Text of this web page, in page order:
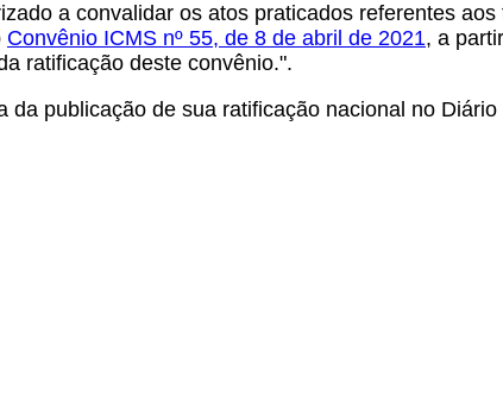
a convalidar os atos praticados referentes
Convênio ICMS nº 55, de 8 de abril de 2021, a
ratificação deste convênio.".
da publicação de sua ratificação nacional no